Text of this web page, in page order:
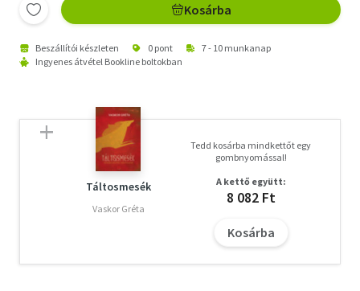
Kosárba
Beszállítói készleten 0 pont
7 - 10 munkanap
Ingyenes átvétel Bookline boltokban
Táltosmesék
Vaskor Gréta
Tedd kosárba mindkettőt egy
gombnyomással!
A kettő együtt:
8 082 Ft
Kosárba